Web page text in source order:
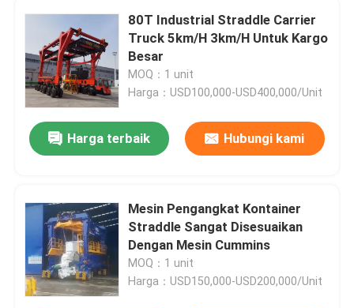
80T Industrial Straddle Carrier
Truck 5km/H 3km/H Untuk Kargo
Besar
MOQ：1 unit
Harga：USD100,000-USD400,000/Unit
Harga terbaik Hubungi kami
Mesin Pengangkat Kontainer
Straddle Sangat Disesuaikan
Dengan Mesin Cummins
MOQ：1 unit
Harga：USD150,000-USD200,000/Unit